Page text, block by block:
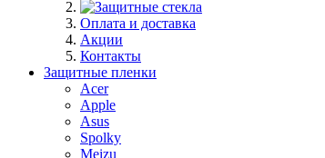
Оплата и доставка
Акции
Контакты
Защитные пленки
Acer
Apple
Asus
Spolky
Meizu